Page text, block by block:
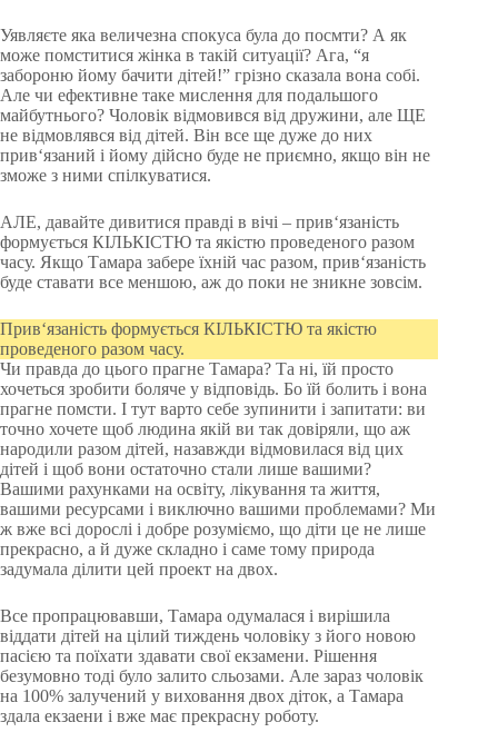
Уявляєте яка величезна спокуса була до посмти? А як
може помститися жінка в такій ситуації? Ага, “я
забороню йому бачити дітей!” грізно сказала вона собі.
Але чи ефективне таке мислення для подальшого
майбутнього? Чоловік відмовився від дружини, але ЩЕ
не відмовлявся від дітей. Він все ще дуже до них
прив‘язаний і йому дійсно буде не приємно, якщо він не
зможе з ними спілкуватися.
АЛЕ, давайте дивитися правді в вічі – прив‘язаність
формується КІЛЬКІСТЮ та якістю проведеного разом
часу. Якщо Тамара забере їхній час разом, прив‘язаність
буде ставати все меншою, аж до поки не зникне зовсім.
Прив‘язаність формується КІЛЬКІСТЮ та якістю
проведеного разом часу.
Чи правда до цього прагне Тамара? Та ні, їй просто
хочеться зробити боляче у відповідь. Бо їй болить і вона
прагне помсти. І тут варто себе зупинити і запитати: ви
точно хочете щоб людина якій ви так довіряли, що аж
народили разом дітей, назавжди відмовилася від цих
дітей і щоб вони остаточно стали лише вашими?
Вашими рахунками на освіту, лікування та життя,
вашими ресурсами і виключно вашими проблемами? Ми
ж вже всі дорослі і добре розуміємо, що діти це не лише
прекрасно, а й дуже складно і саме тому природа
задумала ділити цей проект на двох.
Все пропрацювавши, Тамара одумалася і вирішила
віддати дітей на цілий тиждень чоловіку з його новою
пасією та поїхати здавати свої екзамени. Рішення
безумовно тоді було залито сльозами. Але зараз чоловік
на 100% залучений у виховання двох діток, а Тамара
здала екзаени і вже має прекрасну роботу.